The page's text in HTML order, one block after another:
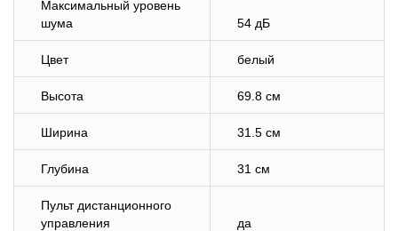
Максимальный уровень
шума
54 дБ
Цвет белый
Высота 69.8 см
Ширина 31.5 см
Глубина 31 см
Пульт дистанционного
управления
да